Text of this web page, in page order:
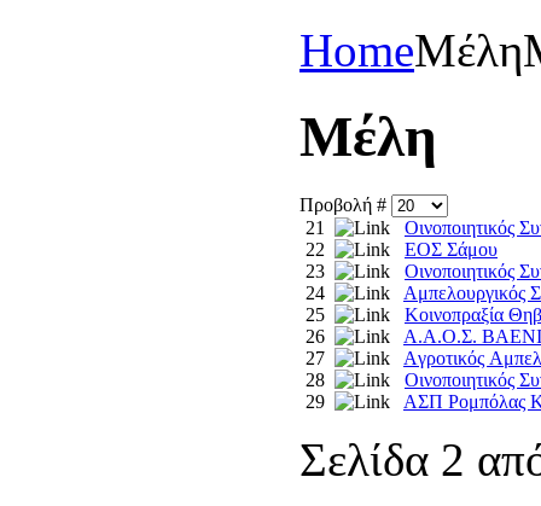
HomeΜέλη
Mέλη
Προβολή #
21
Oινοποιητικός
22
EOΣ Σάμου
23
Oινοποιητικός
24
Aμπελουργικός
25
Koινοπραξία
26
Α.Α.Ο.Σ.
27
Aγροτικός
28
Oινοποιητικός
29
AΣΠ Pομπόλας
Σελίδα 2